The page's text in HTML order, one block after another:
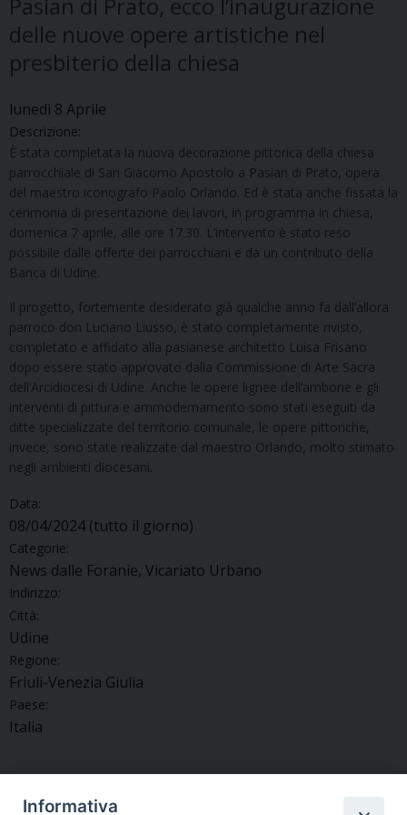
delle nuove opere artistiche nel
presbiterio della chiesa
lunedì 8 Aprile
Descrizione:
È stata completata la nuova decorazione pittorica della chiesa
parrocchiale di San Giacomo Apostolo a Pasian di Prato, opera
del maestro iconografo Paolo Orlando. Ed è stata anche fissata la
cerimonia di presentazione dei lavori, in programma in chiesa,
domenica 7 aprile, alle ore 17.30. L’intervento è stato reso
possibile dalle offerte dei parrocchiani e da un contributo della
Banca di Udine.
Il progetto, fortemente desiderato già qualche anno fa dall’allora
parroco don Luciano Liusso, è stato completamente rivisto,
completato e affidato alla pasianese architetto Luisa Frisano
dopo essere stato approvato dalla Commissione di Arte Sacra
dell’Arcidiocesi di Udine. Anche le opere lignee dell’ambone e gli
interventi di pittura e ammodernamento sono stati eseguiti da
ditte specializzate del territorio comunale, le opere pittoriche,
invece, sono state realizzate dal maestro Orlando, molto stimato
negli ambienti diocesani.
Data:
08/04/2024(tutto il giorno)
Categorie:
News dalle Foranie, Vicariato Urbano
Indirizzo:
Città:
Udine
Regione:
Friuli-Venezia Giulia
Paese:
Italia
Informativa